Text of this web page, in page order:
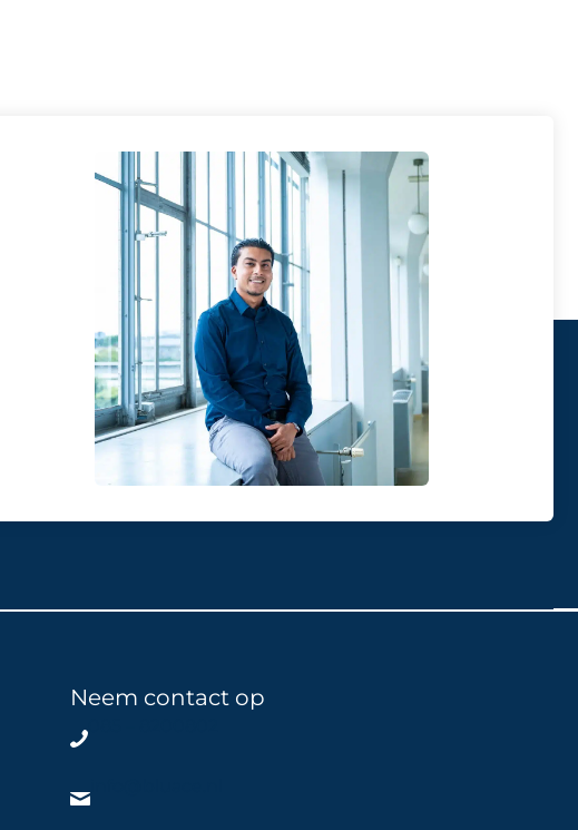
Neem contact op